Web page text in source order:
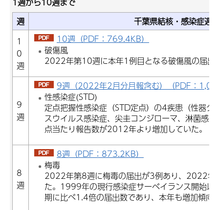
週
千葉県結核・感染症週
1
0
週
10週（PDF：769.4KB）
破傷風
2022年第10週に本年1例目となる破傷風の届出
9
週
9週（2022年2月分月報含む）（PDF：
性感染症(STD)
定点把握性感染症（STD定点）の4疾患（性器ク
スウイルス感染症、尖圭コンジローマ、淋菌感
点当たり報告数が2012年より増加していた。
8
週
8週（PDF：873.2KB）
梅毒
2022年第8週に梅毒の届出が3例あり、2022年
た。1999年の現行感染症サーベイランス開始以
期に比べ1.4倍の届出数であり、本年も増加傾向